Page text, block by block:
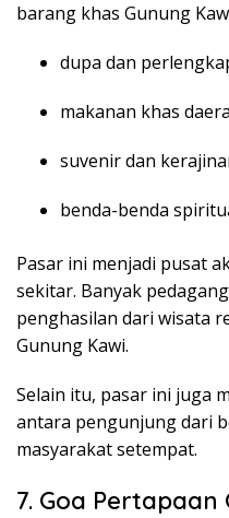
barang khas Gunung
dupa dan
makanan khas
suvenir dan
benda-benda
Pasar ini menjadi pusat
sekitar. Banyak
penghasilan dari wisata
Gunung Kawi.
Selain itu, pasar ini juga
antara pengunjung dari
masyarakat setempat.
7. Goa Pertapaan